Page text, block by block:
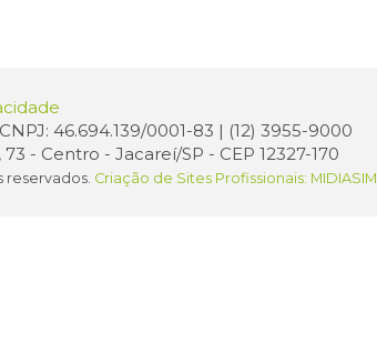
46.694.139/0001-83 | (12) 3955-9000
- Centro - Jacareí/SP - CEP 12327-170
reservados. Criação de Sites Profissionais: MIDIASIM